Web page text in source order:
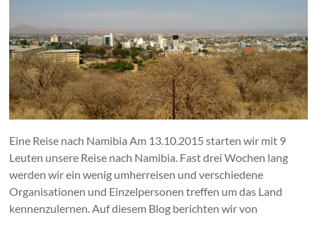
Eine Reise nach Namibia Am 13.10.2015 starten wir mit 9
Leuten unsere Reise nach Namibia. Fast drei Wochen lang
werden wir ein wenig umherreisen und verschiedene
Organisationen und Einzelpersonen treffen um das Land
kennenzulernen. Auf diesem Blog berichten wir von